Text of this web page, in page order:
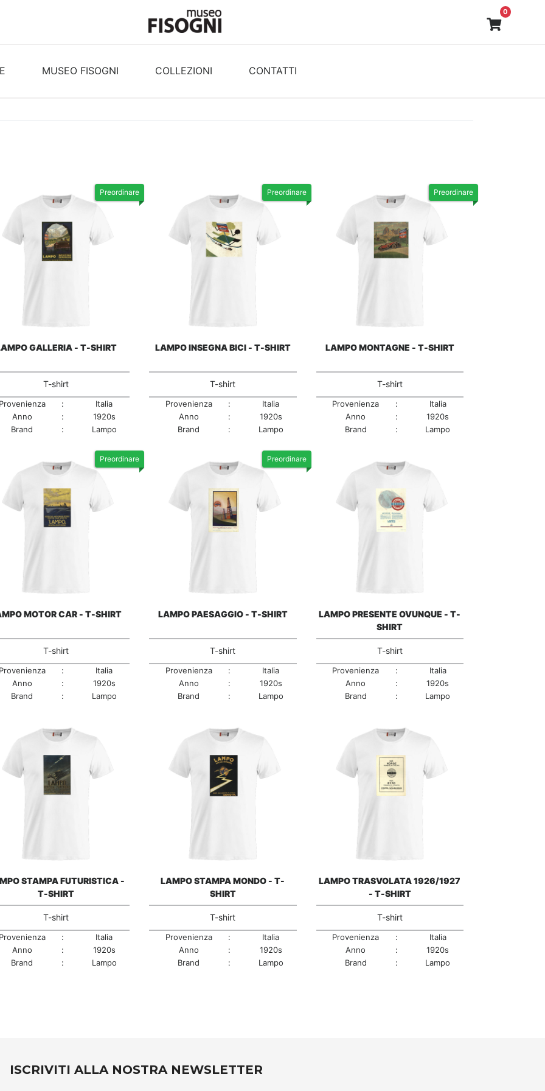
0
MUSEO FISOGNI COLLEZIONI CONTATTI
Preordinare
GALLERIA - T-SHIRT
T-shirt
:
Italia
Anno
:
1920s
Brand
: Lampo
Preordinare
LAMPO INSEGNA BICI - T-SHIRT
T-shirt
Provenienza :
Italia
Anno
:
1920s
Brand
: Lampo
Preordinare
LAMPO MONTAGNE - T-SHIRT
T-shirt
Provenienza :
Italia
Anno
:
1920s
Brand
: Lampo
Preordinare
MOTOR CAR - T-SHIRT
T-shirt
:
Italia
Anno
:
1920s
Brand
: Lampo
Preordinare
LAMPO PAESAGGIO - T-SHIRT
T-shirt
Provenienza :
Italia
Anno
:
1920s
Brand
: Lampo
LAMPO PRESENTE OVUNQUE - T-
SHIRT
T-shirt
Provenienza :
Italia
Anno
:
1920s
Brand
: Lampo
STAMPA FUTURISTICA -
T-SHIRT
T-shirt
:
Italia
Anno
:
1920s
Brand
: Lampo
LAMPO STAMPA MONDO - T-
SHIRT
T-shirt
Provenienza :
Italia
Anno
:
1920s
Brand
: Lampo
LAMPO TRASVOLATA 1926/1927
- T-SHIRT
T-shirt
Provenienza :
Italia
Anno
:
1920s
Brand
: Lampo
ISCRIVITI ALLA NOSTRA NEWSLETTER